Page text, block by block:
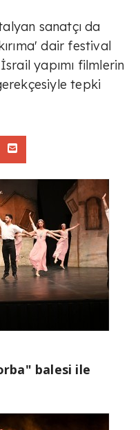
sanatçı da
dair festival
yapımı filmlerin
tepki
balesi ile